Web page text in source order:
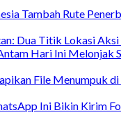
Tambah Rute
Dua Titik Lokasi
Hari Ini Melonjak
File Menumpuk
Ini Bikin Kirim